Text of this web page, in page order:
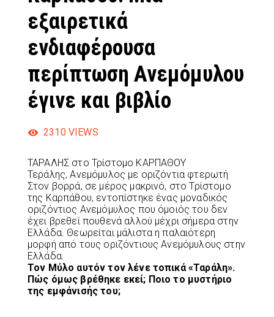
εξαιρετικά
ενδιαφέρουσα
περίπτωση Ανεμόμυλου
έγινε και βιβλίο
2310 VIEWS
ΤΑΡΑΛΗΣ στο Τρίστομο ΚΑΡΠΑΘΟΥ
Τεράλης, Ανεμόμυλος με οριζόντια φτερωτή
Στον βορρά, σε μέρος μακρινό, στο Τρίστομο
της Καρπάθου, εντοπίστηκε ένας μοναδικός
οριζόντιος Ανεμόμυλος που όμοιός του δεν
έχει βρεθεί πουθενά αλλού μέχρι σήμερα στην
Ελλάδα. Θεωρείται μάλιστα η παλαιότερη
μορφή από τους οριζόντιους Ανεμόμυλους στην
Ελλάδα.
Τον Μύλο αυτόν τον λένε τοπικά «Ταράλη».
Πώς όμως βρέθηκε εκεί; Ποιο το μυστήριο
της εμφάνισής του;